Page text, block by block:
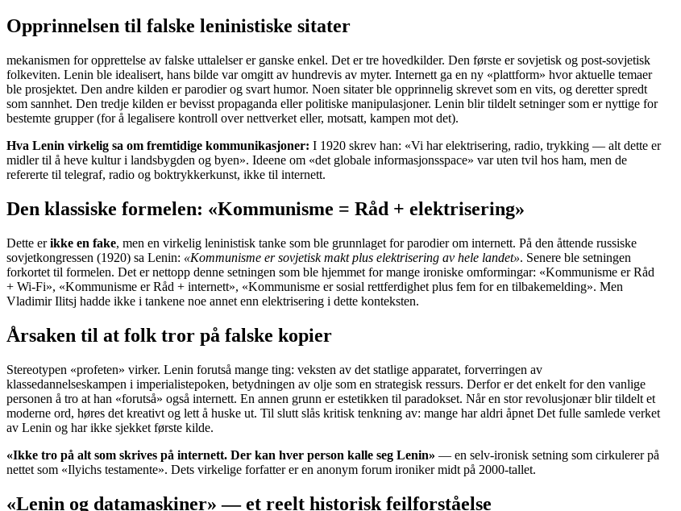
Opprinnelsen til falske leninistiske sitater
mekanismen for opprettelse av falske uttalelser er ganske enkel. Det er tre hovedkilder. Den første er sovjetisk og post-sovjetisk
folkeviten. Lenin ble idealisert, hans bilde var omgitt av hundrevis av myter. Internett ga en ny «plattform» hvor aktuelle temaer
ble prosjektet. Den andre kilden er parodier og svart humor. Noen sitater ble opprinnelig skrevet som en vits, og deretter spredt
som sannhet. Den tredje kilden er bevisst propaganda eller politiske manipulasjoner. Lenin blir tildelt setninger som er nyttige for
bestemte grupper (for å legalisere kontroll over nettverket eller, motsatt, kampen mot det).
Hva Lenin virkelig sa om fremtidige kommunikasjoner: I 1920 skrev han: «Vi har elektrisering, radio, trykking — alt dette er
midler til å heve kultur i landsbygden og byen». Ideene om «det globale informasjonsspace» var uten tvil hos ham, men de
refererte til telegraf, radio og boktrykkerkunst, ikke til internett.
Den klassiske formelen: «Kommunisme = Råd + elektrisering»
Dette erikke en fake, men en virkelig leninistisk tanke som ble grunnlaget for parodier om internett. På den åttende russiske
sovjetkongressen (1920) sa Lenin: «Kommunisme er sovjetisk makt plus elektrisering av hele landet». Senere ble setningen
forkortet til formelen. Det er nettopp denne setningen som ble hjemmet for mange ironiske omformingar: «Kommunisme er Råd
+ Wi-Fi», «Kommunisme er Råd + internett», «Kommunisme er sosial rettferdighet plus fem for en tilbakemelding». Men
Vladimir Ilitsj hadde ikke i tankene noe annet enn elektrisering i dette konteksten.
Årsaken til at folk tror på falske kopier
Stereotypen «profeten» virker. Lenin forutså mange ting: veksten av det statlige apparatet, forverringen av
klassedannelseskampen i imperialistepoken, betydningen av olje som en strategisk ressurs. Derfor er det enkelt for den vanlige
personen å tro at han «forutså» også internett. En annen grunn er estetikken til paradokset. Når en stor revolusjonær blir tildelt et
moderne ord, høres det kreativt og lett å huske ut. Til slutt slås kritisk tenkning av: mange har aldri åpnet Det fulle samlede verket
av Lenin og har ikke sjekket første kilde.
«Ikke tro på alt som skrives på internett. Der kan hver person kalle seg Lenin» — en selv-ironisk setning som cirkulerer på
nettet som «Ilyichs testamente». Dets virkelige forfatter er en anonym forum ironiker midt på 2000-tallet.
«Lenin og datamaskiner» — et reelt historisk feilforståelse